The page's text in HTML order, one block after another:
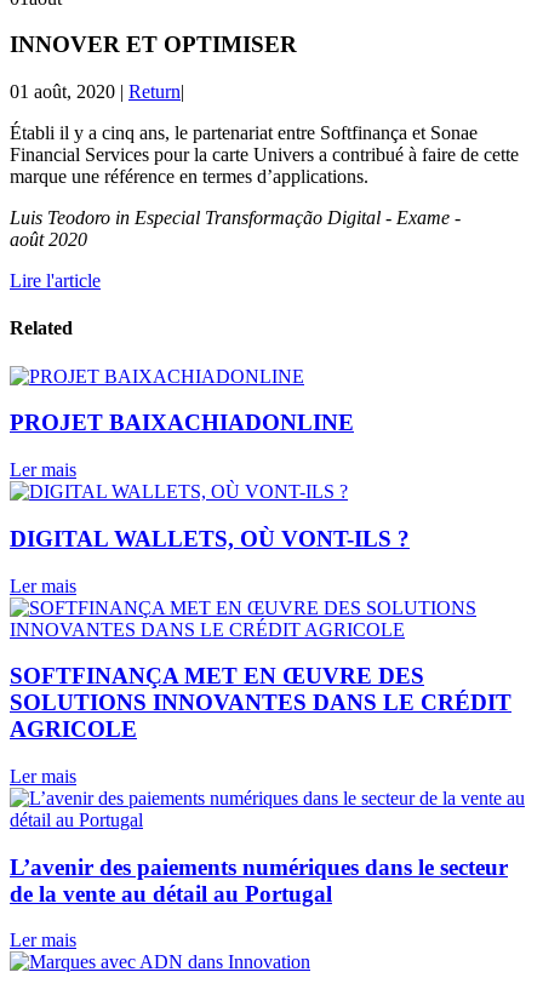
INNOVER ET OPTIMISER
01 août, 2020 | Return|
Établi il y a cinq ans, le partenariat entre Softfinança et Sonae
Financial Services pour la carte Univers a contribué à faire de cette
marque une référence en termes d’applications.
Luis Teodoro in Especial Transformação Digital - Exame -
août 2020
Lire l'article
Related
PROJET BAIXACHIADONLINE
Ler mais
DIGITAL WALLETS, OÙ VONT-ILS ?
Ler mais
SOFTFINANÇA MET EN ŒUVRE DES
SOLUTIONS INNOVANTES DANS LE CRÉDIT
AGRICOLE
Ler mais
L’avenir des paiements numériques dans le secteur
de la vente au détail au Portugal
Ler mais